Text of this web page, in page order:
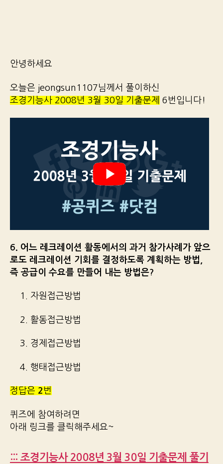
안녕하세요
오늘은 jeongsun1107님께서 풀이하신
조경기능사 2008년 3월 30일 기출문제
6번입니다!
6. 어느 레크레이션 활동에서의 과거 참가사례가 앞으
로도 레크레이션 기회를 결정하도록 계획하는 방법,
즉 공급이 수요를 만들어 내는 방법은?
1. 자원접근방법
2. 활동접근방법
3. 경제접근방법
4. 행태접근방법
정답은 2 번
퀴즈에 참여하려면
아래 링크를 클릭해주세요~
::: 조경기능사 2008년 3월 30일 기출문제 풀기